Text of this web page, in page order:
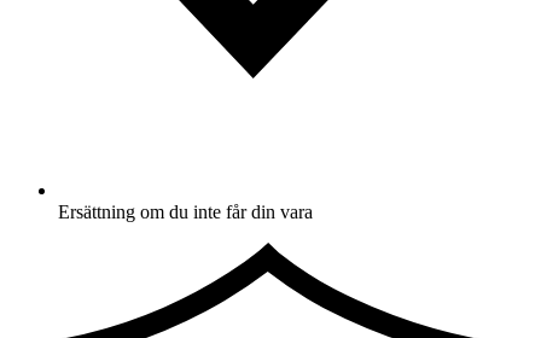
Ersättning om du inte får din vara